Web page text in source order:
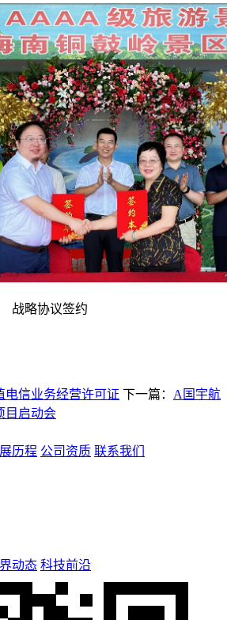
战略协议签约
电信业务经营许可证 下一篇： A国宇航
目启动会
历程 公司资质 联系我们
动态 科技前沿